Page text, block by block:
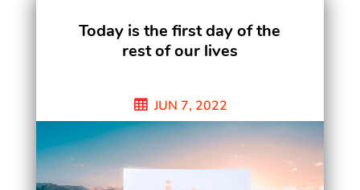
Today is the first day of the
rest of our lives
JUN 7, 2022